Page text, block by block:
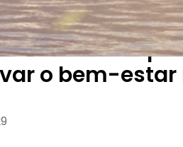
imobiliário
o bem-estar